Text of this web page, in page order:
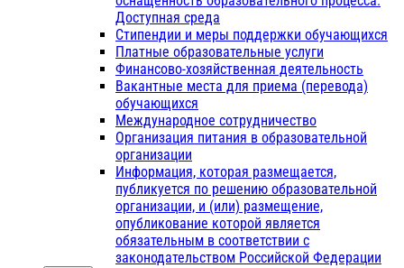
Доступная среда
Стипендии и меры поддержки обучающихся
Платные образовательные услуги
Финансово-хозяйственная деятельность
Вакантные места для приема (перевода)
обучающихся
Международное сотрудничество
Организация питания в образовательной
организации
Информация, которая размещается,
публикуется по решению образовательной
организации, и (или) размещение,
опубликование которой является
обязательным в соответствии с
законодательством Российской Федерации